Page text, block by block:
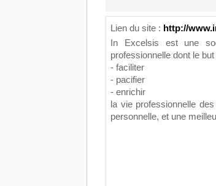
Lien du site : http://
In Excelsis est une
professionnelle dont le
- faciliter
- pacifier
- enrichir
la vie professionnelle
personnelle, et une